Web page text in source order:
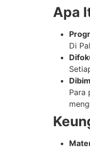
Apa
Di
Para